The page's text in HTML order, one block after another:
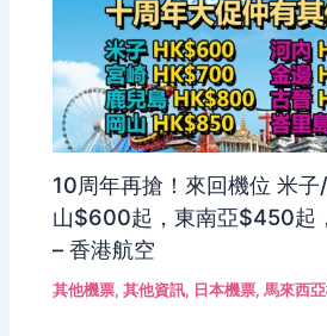
10周年再搶！來回機位 米
山$600起，東南亞$450起
– 香港航空
其他機票,其他資訊, 日本機票,馬來西